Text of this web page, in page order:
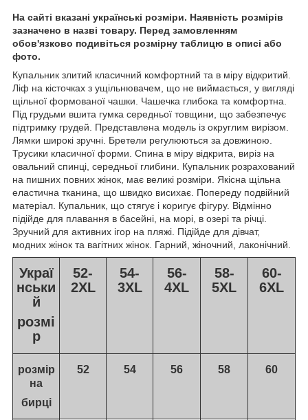
На сайті вказані українські розміри. Наявність розмірів
зазначено в назві товару. Перед замовленням
обов'язково подивіться розмірну таблицю в описі або
фото.
Купальник злитий класичний комфортний та в міру відкритий.
Ліф на кісточках з ущільнювачем, що не виймається, у вигляді
щільної формованої чашки. Чашечка глибока та комфортна.
Під грудьми вшита гумка середньої товщини, що забезпечує
підтримку грудей. Представлена ​​модель із округлим вирізом.
Лямки широкі зручні. Бретели регулюються за довжиною.
Трусики класичної форми. Спина в міру відкрита, виріз на
овальний спинці, середньої глибини. Купальник розрахований
на пишних повних жінок, має великі розміри. Якісна щільна
еластична тканина, що швидко висихає. Попереду подвійний
матеріал. Купальник, що стягує і коригує фігуру. Відмінно
підійде для плавання в басейні, на морі, в озері та річці.
Зручний для активних ігор на пляжі. Підійде для дівчат,
модних жінок та вагітних жінок. Гарний, жіночний, лаконічний.
Украї
нськи
й
розмі
р
52-
2XL
54-
3XL
56-
4XL
58-
5XL
60-
6XL
розмір
на
бирці
52 54 56 58 60